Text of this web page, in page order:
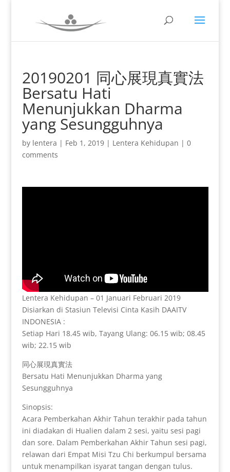
20190201 同心展現真實法
Bersatu Hati
Menunjukkan Dharma
yang Sesungguhnya
by lentera | Feb 1, 2019| Lentera Kehidupan | 0
comments
Lentera Kehidupan – 01 Januari Februari 2019
Disiarkan di Stasiun Televisi Cinta Kasih DAAITV
INDONESIA :
Setiap Hari 18.45 wib, Tayang Ulang: 06.15 wib; 08.45
wib; 22.15 wib
同心展現真實法
Bersatu Hati Menunjukkan Dharma yang
Sesungguhnya
Sinopsis:
Acara Pemberkahan Akhir Tahun terakhir pada tahun
ini diadakan di Hualien dalam 2 sesi, yaitu sesi pagi
dan sore. Dalam Pemberkahan Akhir Tahun sesi pagi,
relawan dari Empat Misi Tzu Chi berkumpul bersama
untuk menampilkan isyarat tangan dengan tulus.